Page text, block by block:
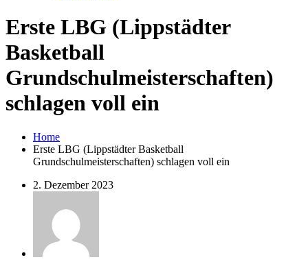
Erste LBG (Lippstädter
Basketball
Grundschulmeisterschaften)
schlagen voll ein
Home
Erste LBG (Lippstädter Basketball
Grundschulmeisterschaften) schlagen voll ein
2. Dezember 2023